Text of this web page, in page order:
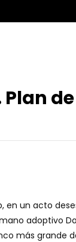
en un acto
adoptivo
más grande